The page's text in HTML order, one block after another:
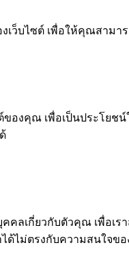
ว็บไซต์ เพื่อให้คุณสาม
ของคุณ เพื่อเป็นประโย
คลเกี่ยวกับตัวคุณ เพื่อ
ด้ไม่ตรงกับความสนใจข